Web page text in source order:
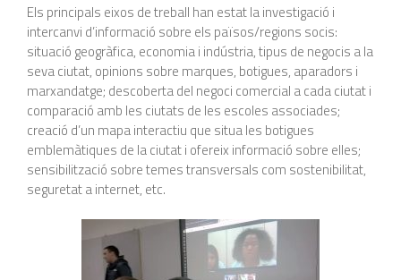
Els principals eixos de treball han estat la investigació i
intercanvi d’informació sobre els països/regions socis:
situació geogràfica, economia i indústria, tipus de negocis a la
seva ciutat, opinions sobre marques, botigues, aparadors i
marxandatge; descoberta del negoci comercial a cada ciutat i
comparació amb les ciutats de les escoles associades;
creació d’un mapa interactiu que situa les botigues
emblemàtiques de la ciutat i ofereix informació sobre elles;
sensibilització sobre temes transversals com sostenibilitat,
seguretat a internet, etc.